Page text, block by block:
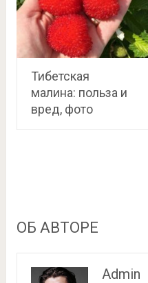
Тибетская
малина: польза и
вред, фото
ОБ АВТОРЕ
Admin